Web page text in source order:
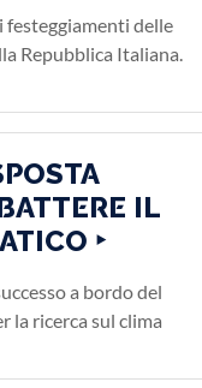
festeggiamenti delle
Repubblica Italiana.
IL
‣
a bordo del
la ricerca sul clima